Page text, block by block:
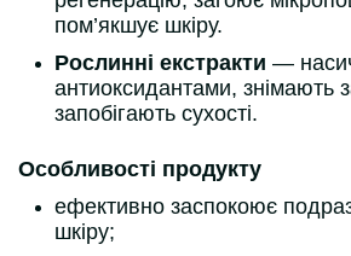
пом’якшує шкіру.
Рослинні екстракти —
антиоксидантами, знімають
запобігають сухості.
Особливості продукту
ефективно заспокоює
шкіру;